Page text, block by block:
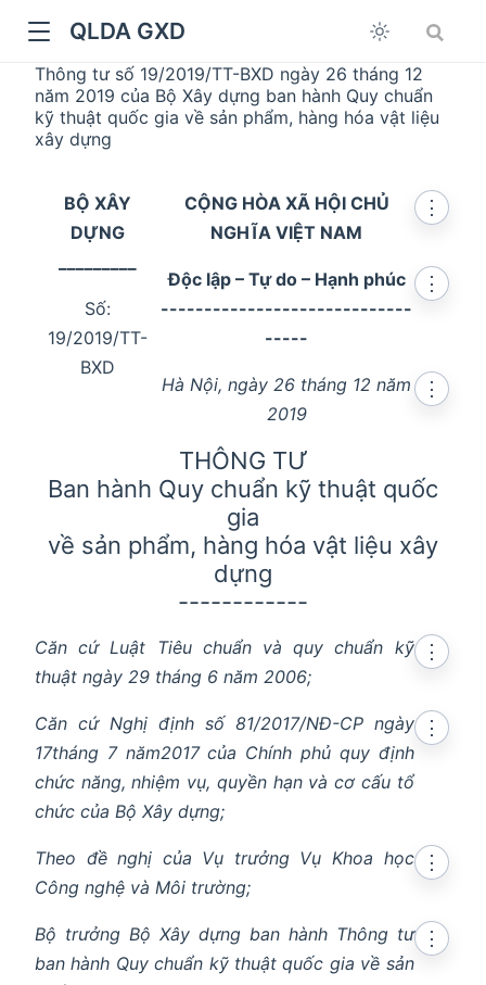
QLDA GXD
Thông tư số 19/2019/TT-BXD ngày 26 tháng 12
năm 2019 của Bộ Xây dựng ban hành Quy chuẩn
kỹ thuật quốc gia về sản phẩm, hàng hóa vật liệu
xây dựng
BỘ XÂY
DỰNG
Số:
19/2019/TT-
BXD
CỘNG HÒA XÃ HỘI CHỦ
NGHĨA VIỆT NAM
⋮
Độc lập – Tự do – Hạnh phúc
-----------------------------
-----
⋮
Hà Nội, ngày 26 tháng 12 năm
2019
⋮
THÔNG TƯ
Ban hành Quy chuẩn kỹ thuật quốc
gia
về sản phẩm, hàng hóa vật liệu xây
dựng
------------
Căn cứ Luật Tiêu chuẩn và quy chuẩn kỹ
thuật ngày 29 tháng 6 năm 2006;
⋮
Căn cứ Nghị định số 81/2017/NĐ-CP ngày
17tháng 7 năm2017 của Chính phủ quy định
chức năng, nhiệm vụ, quyền hạn và cơ cấu tổ
chức của Bộ Xây dựng;
⋮
Theo đề nghị của Vụ trưởng Vụ Khoa học
Công nghệ và Môi trường;
⋮
Bộ trưởng Bộ Xây dựng ban hành Thông tư
ban hành Quy chuẩn kỹ thuật quốc gia về sản
⋮